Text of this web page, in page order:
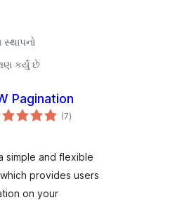
કર્યું છે
Pagination
(7કુલ
રેટિંગ્સ
)
simple and flexible
provides users
on your